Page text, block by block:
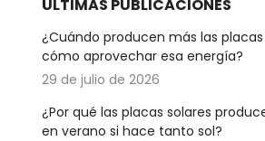
ÚLTIMAS PUBLICACIONES
¿Cuándo producen más las
cómo aprovechar esa energía?
29 de julio de 2026
¿Por qué las placas solares
en verano si hace tanto sol?